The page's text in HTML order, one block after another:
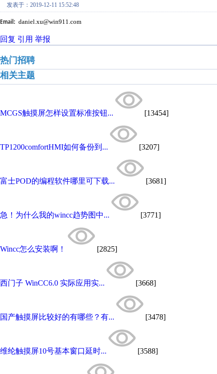
发表于：2019-12-11 15:52:48
Email: daniel.xu@win911.com
回复 引用 举报
热门招聘
相关主题
MCGS触摸屏怎样设置标准按钮... [13454]
TP1200comfortHMI如何备份到... [3207]
富士POD的编程软件哪里可下载... [3681]
急！为什么我的wincc趋势图中... [3771]
Wincc怎么安装啊！ [2825]
西门子 WinCC6.0 实际应用实... [3668]
国产触摸屏比较好的有哪些？有... [3478]
维纶触摸屏10号基本窗口延时... [3588]